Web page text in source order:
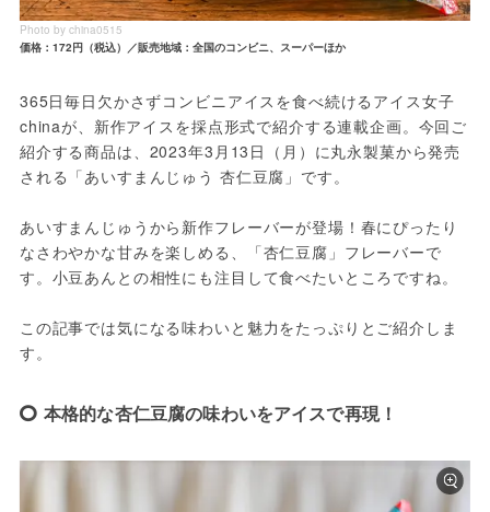
Photo by china0515
価格：172円（税込）／販売地域：全国のコンビニ、スーパーほか
365日毎日欠かさずコンビニアイスを食べ続けるアイス女子
chinaが、新作アイスを採点形式で紹介する連載企画。今回ご
紹介する商品は、2023年3月13日（月）に丸永製菓から発売
される「あいすまんじゅう 杏仁豆腐」です。
あいすまんじゅうから新作フレーバーが登場！春にぴったり
なさわやかな甘みを楽しめる、「杏仁豆腐」フレーバーで
す。小豆あんとの相性にも注目して食べたいところですね。
この記事では気になる味わいと魅力をたっぷりとご紹介しま
す。
本格的な杏仁豆腐の味わいをアイスで再現！